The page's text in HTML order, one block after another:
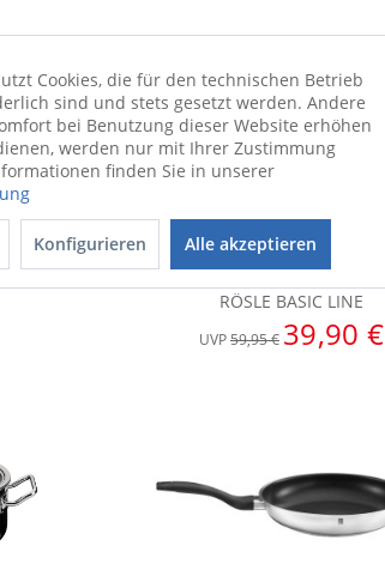
Bratpfanne
RÖSLE BASIC LINE
UVP59,95 € 39,90 €
Cookies, die für den technischen Betrieb
sind und stets gesetzt werden. Andere
bei Benutzung dieser Website erhöhen
werden nur mit Ihrer Zustimmung
finden Sie in unserer
Konfigurieren Alle akzeptieren